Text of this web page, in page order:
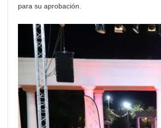
para su aprobación.